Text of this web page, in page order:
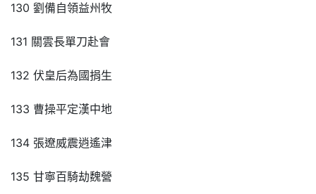
130 劉備自領益州牧
131 關雲長單刀赴會
132 伏皇后為國捐生
133 曹操平定漢中地
134 張遼威震逍遙津
135 甘寧百騎劫魏營